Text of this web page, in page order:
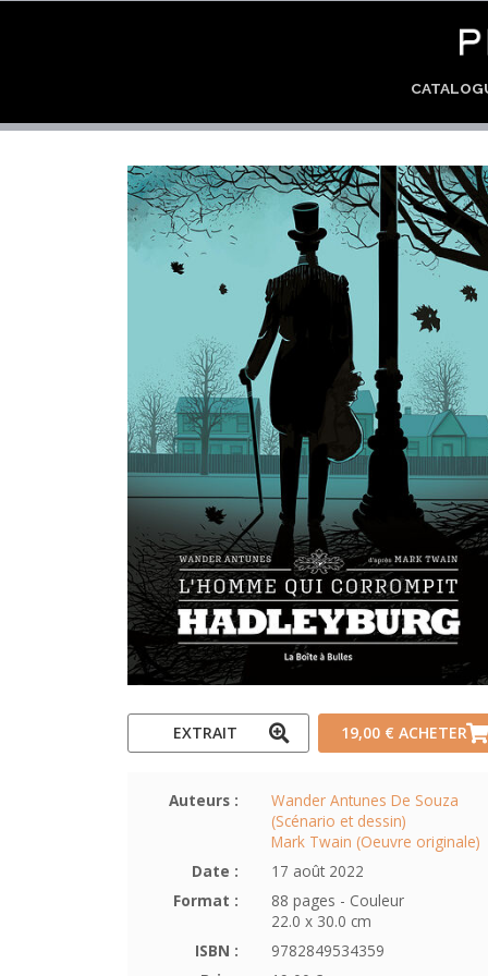
EXTRAIT 19,00 € ACHETER
Auteurs :
Wander Antunes De Souza
(Scénario et dessin)
Mark Twain (Oeuvre originale)
Date :
17 août 2022
Format :
88 pages - Couleur
22.0 x 30.0 cm
ISBN :
9782849534359